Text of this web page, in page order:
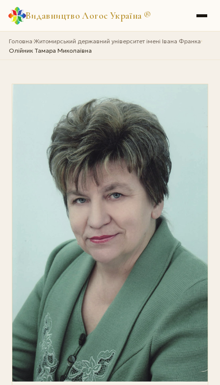
Видавництво Логос Україна ®
Головна›Житомирський державний університет імені Івана Франка›
Олійник Тамара Миколаївна